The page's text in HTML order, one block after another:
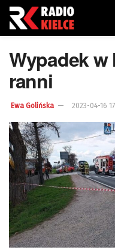
Wypadek w
ranni
Ewa Golińska 2023-04-16